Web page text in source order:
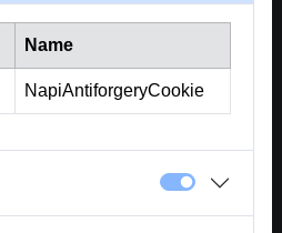
AG
Name
NapiAntiforgeryCookie